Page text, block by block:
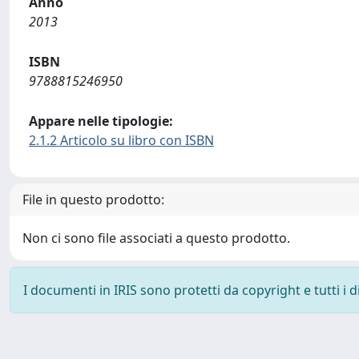
2013
ISBN
9788815246950
Appare nelle tipologie:
2.1.2 Articolo su libro con ISBN
File in questo prodotto:
Non ci sono file associati a questo prodotto.
I documenti in IRIS sono protetti da copyright e tutti i